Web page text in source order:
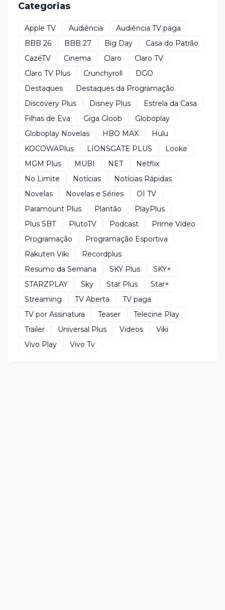
Categorias
Apple TV Audiência
Audiência TV paga
BBB 26
BBB 27 Big Day
Casa do Patrão
CazéTV
Cinema Claro
Claro TV
Claro TV Plus
Crunchyroll
DGO
Destaques
Destaques da Programação
Discovery Plus
Disney Plus
Estrela da Casa
Filhas de Eva
Giga Gloob
Globoplay
Globoplay Novelas
HBO MAX
Hulu
KOCOWAPlus
LIONSGATE PLUS
Looke
MGM Plus
MUBI NET
Netflix
No Limite
Notícias
Notícias Rápidas
Novelas
Novelas e Séries
OI TV
Paramount Plus
Plantão
PlayPlus
Plus SBT
PlutoTV Podcast
Prime Video
Programação
Programação Esportiva
Rakuten Viki
Recordplus
Resumo da Semana
SKY Plus
SKY+
STARZPLAY
Sky Star Plus
Star+
Streaming
TV Aberta
TV paga
TV por Assinatura
Teaser
Telecine Play
Trailer
Universal Plus Videos
Viki
Vivo Play
Vivo Tv